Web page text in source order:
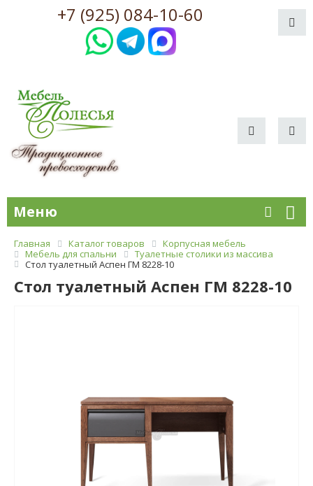
+7 (925) 084-10-60
Меню
Главная Каталог товаров
Корпусная мебель
Мебель для спальни
Туалетные столики из массива
Стол туалетный Аспен ГМ 8228-10
Стол туалетный Аспен ГМ 8228-10